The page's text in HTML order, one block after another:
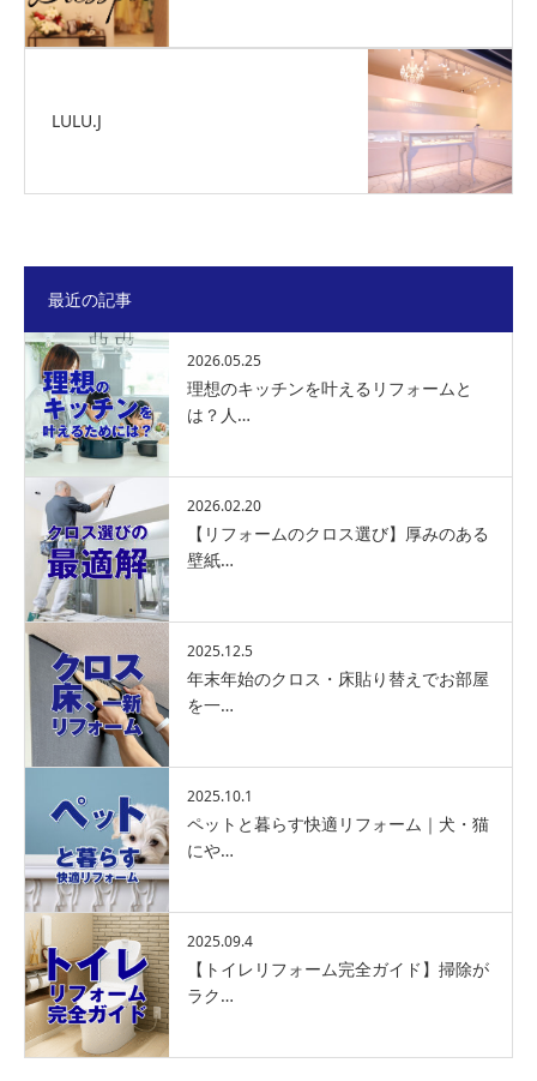
LULU.J
最近の記事
2026.05.25
理想のキッチンを叶えるリフォームと
は？人…
2026.02.20
【リフォームのクロス選び】厚みのある
壁紙…
2025.12.5
年末年始のクロス・床貼り替えでお部屋
を一…
2025.10.1
ペットと暮らす快適リフォーム｜犬・猫
にや…
2025.09.4
【トイレリフォーム完全ガイド】掃除が
ラク…